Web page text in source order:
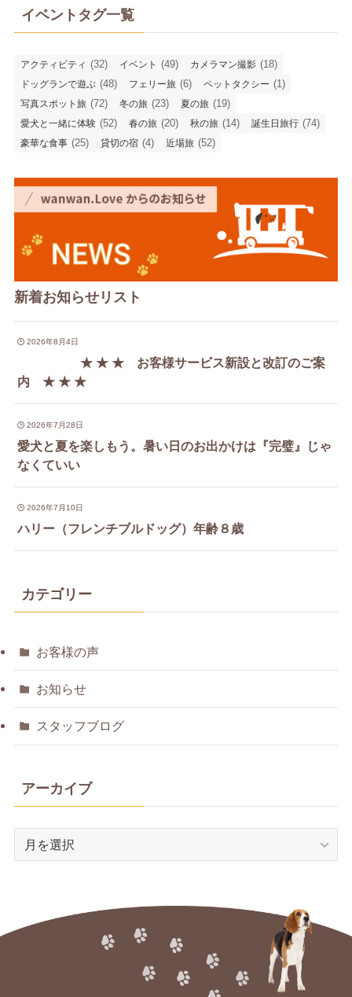
イベントタグ一覧
アクティビティ (32) イベント (49) カメラマン撮影 (18)
ドッグランで遊ぶ (48) フェリー旅 (6) ペットタクシー (1)
写真スポット旅 (72) 冬の旅 (23) 夏の旅 (19)
愛犬と一緒に体験 (52) 春の旅 (20) 秋の旅 (14) 誕生日旅行 (74)
豪華な食事 (25) 貸切の宿 (4) 近場旅 (52)
新着お知らせリスト
2026年8月4日
★ ★ ★ お客様サービス新設と改訂のご案
内 ★ ★ ★
2026年7月28日
愛犬と夏を楽しもう。暑い日のお出かけは『完璧』じゃ
なくていい
2026年7月10日
ハリー（フレンチブルドッグ）年齢８歳
カテゴリー
お客様の声
お知らせ
スタッフブログ
アーカイブ